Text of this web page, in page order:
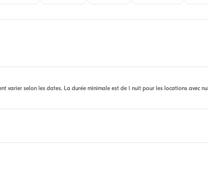
varier selon les dates. La durée minimale est de 1 nuit pour les locations avec